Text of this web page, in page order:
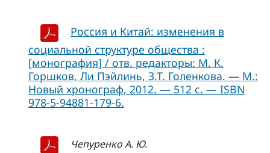
Россия и Китай: изменения в
социальной структуре общества :
[монография] / отв. редакторы: М. К.
Горшков, Ли Пэйлинь, З.Т. Голенкова. — М.:
Новый хронограф, 2012. — 512 с. — ISBN
978-5-94881-179-6.
Чепуренко А. Ю.